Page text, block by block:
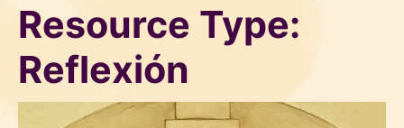
Resource Type:
Reflexión